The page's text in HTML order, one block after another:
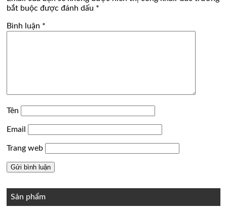
bắt buộc được đánh dấu *
Bình luận *
Tên
Email
Trang web
Sản phẩm